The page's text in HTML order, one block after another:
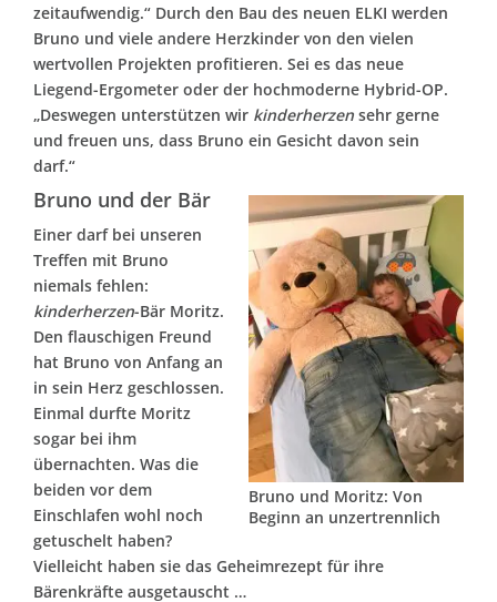
zeitaufwendig.“ Durch den Bau des neuen ELKI werden
Bruno und viele andere Herzkinder von den vielen
wertvollen Projekten profitieren. Sei es das neue
Liegend-Ergometer oder der hochmoderne Hybrid-OP.
„Deswegen unterstützen wir kinderherzen sehr gerne
und freuen uns, dass Bruno ein Gesicht davon sein
darf.“
Bruno und Moritz: Von
Beginn an unzertrennlich
Bruno und der Bär
Einer darf bei unseren
Treffen mit Bruno
niemals fehlen:
kinderherzen-Bär Moritz.
Den flauschigen Freund
hat Bruno von Anfang an
in sein Herz geschlossen.
Einmal durfte Moritz
sogar bei ihm
übernachten. Was die
beiden vor dem
Einschlafen wohl noch
getuschelt haben?
Vielleicht haben sie das Geheimrezept für ihre
Bärenkräfte ausgetauscht …